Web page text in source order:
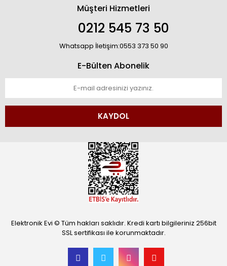
Müşteri Hizmetleri
0212 545 73 50
Whatsapp İletişim:0553 373 50 90
E-Bülten Abonelik
KAYDOL
Elektronik Evi © Tüm hakları saklıdır. Kredi kartı bilgileriniz 256bit
SSL sertifikası ile korunmaktadır.